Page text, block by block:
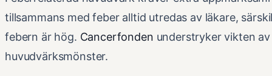
tillsammans med feber alltid utredas av läkare,
febern är hög. Cancerfonden understryker vikten
huvudvärksmönster.